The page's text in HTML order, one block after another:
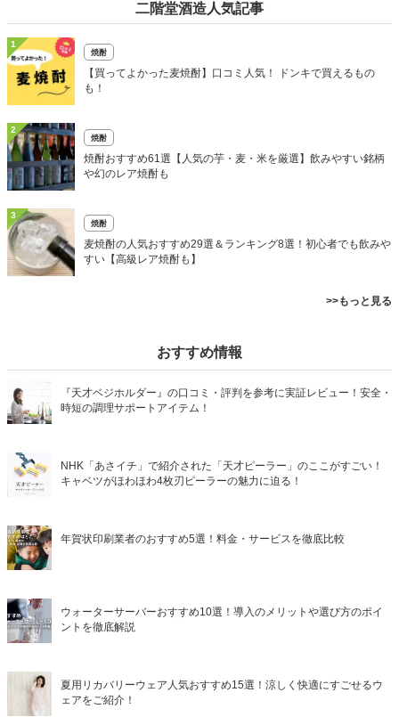
二階堂酒造人気記事
1
焼酎
【買ってよかった麦焼酎】口コミ人気！ ドンキで買えるもの
も！
2
焼酎
焼酎おすすめ61選【人気の芋・麦・米を厳選】飲みやすい銘柄
や幻のレア焼酎も
3
焼酎
麦焼酎の人気おすすめ29選＆ランキング8選！初心者でも飲みや
すい【高級レア焼酎も】
>>もっと見る
おすすめ情報
『天才ベジホルダー』の口コミ・評判を参考に実証レビュー！安全・
時短の調理サポートアイテム！
NHK「あさイチ」で紹介された「天才ピーラー」のここがすごい！
キャベツがほわほわ4枚刃ピーラーの魅力に迫る！
年賀状印刷業者のおすすめ5選！料金・サービスを徹底比較
ウォーターサーバーおすすめ10選！導入のメリットや選び方のポイ
ントを徹底解説
夏用リカバリーウェア人気おすすめ15選！涼しく快適にすごせるウ
ェアをご紹介！